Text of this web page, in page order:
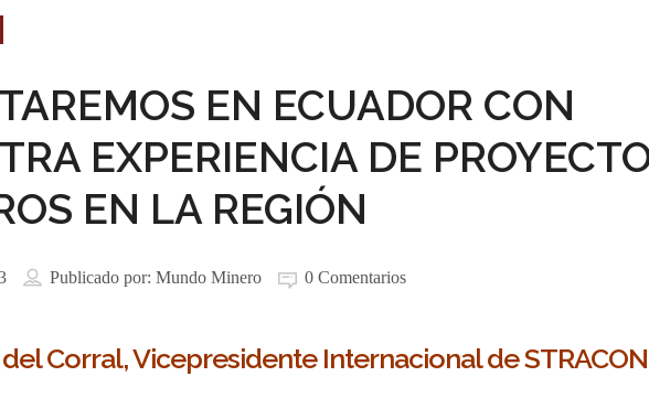
EN ECUADOR CON
EXPERIENCIA DE
EN LA REGIÓN
Publicado por: Mundo Minero 0 Comentarios
Corral, Vicepresidente Internacional de STRACON